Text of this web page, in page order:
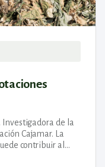
Investigadora de la
Cajamar. La
contribuir al